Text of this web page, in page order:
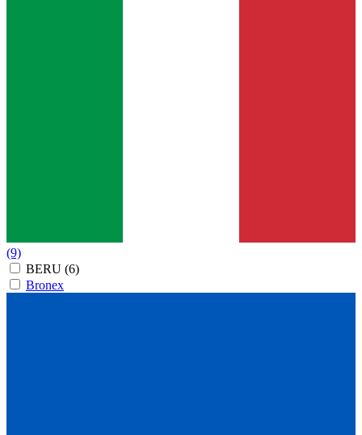
(9)
BERU (6)
Bronex